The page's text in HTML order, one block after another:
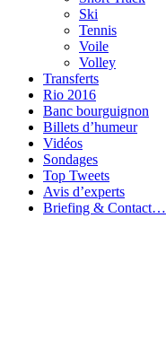
Ski
Tennis
Voile
Volley
Transferts
Rio 2016
Banc bourguignon
Billets d’humeur
Vidéos
Sondages
Top Tweets
Avis d’experts
Briefing & Contact…